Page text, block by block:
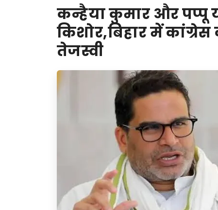
कन्हैया कुमार और पप्पू
किशोर,बिहार में
तेजस्वी